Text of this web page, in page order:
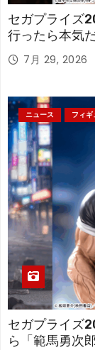
セガプライズ
行ったら本気
アが登場！
7月 29, 2026
ニュース フィギ
セガプライズ
ら「範馬勇次